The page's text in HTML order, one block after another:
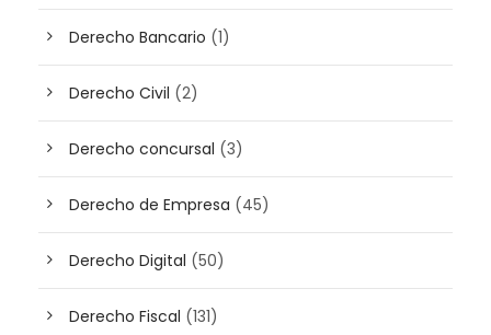
Derecho Bancario (1)
Derecho Civil (2)
Derecho concursal (3)
Derecho de Empresa (45)
Derecho Digital (50)
Derecho Fiscal (131)